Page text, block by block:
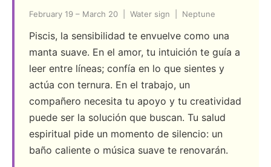
February 19 – March 20 | Water sign | Neptune
Piscis, la sensibilidad te envuelve como una
manta suave. En el amor, tu intuición te guía a
leer entre líneas; confía en lo que sientes y
actúa con ternura. En el trabajo, un
compañero necesita tu apoyo y tu creatividad
puede ser la solución que buscan. Tu salud
espiritual pide un momento de silencio: un
baño caliente o música suave te renovarán.